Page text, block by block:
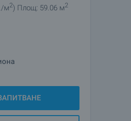
м2) Площ: 59.06 м2